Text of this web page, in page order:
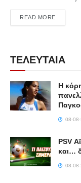
READ MOREDETAILS
ΤΕΛΕΥΤΑΙΑ
Η
08-
PSV
και…
08-